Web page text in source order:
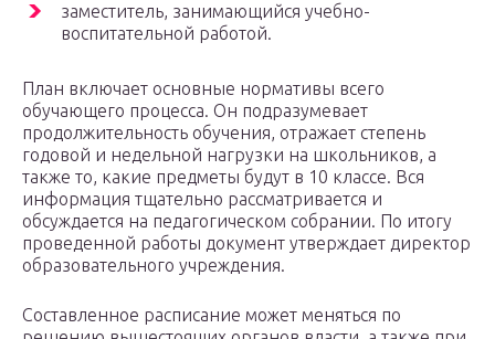
заместитель, занимающийся учебно-
воспитательной работой.
План включает основные нормативы всего
обучающего процесса. Он подразумевает
продолжительность обучения, отражает степень
годовой и недельной нагрузки на школьников, а
также то, какие предметы будут в 10 классе. Вся
информация тщательно рассматривается и
обсуждается на педагогическом собрании. По итогу
проведенной работы документ утверждает директор
образовательного учреждения.
Составленное расписание может меняться по